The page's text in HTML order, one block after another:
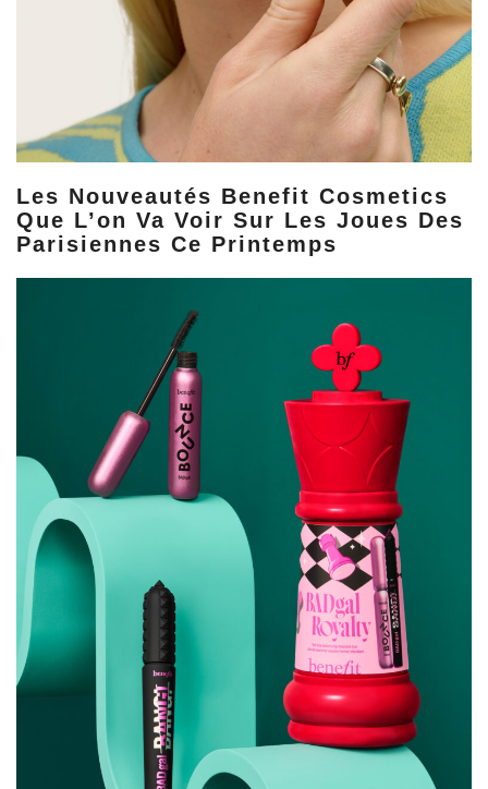
Les Nouveautés Benefit Cosmetics
Que L’on Va Voir Sur Les Joues Des
Parisiennes Ce Printemps